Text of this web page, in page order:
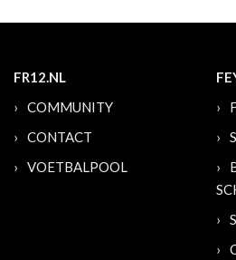
FR12.NL
COMMUNITY
CONTACT
VOETBALPOOL